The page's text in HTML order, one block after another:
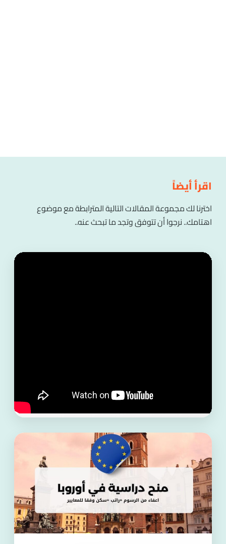
اقرأ أيضاً
اخترنا لك مجموعة المقالات التالية المترابطة مع موضوع
اهتامك.. نرجوا أن تتوفق وتجد ما تبحث عنه..